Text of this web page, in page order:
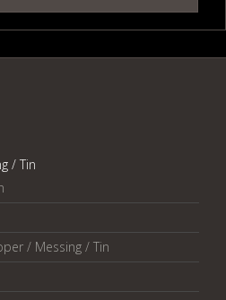
/ Tin
/ Messing / Tin